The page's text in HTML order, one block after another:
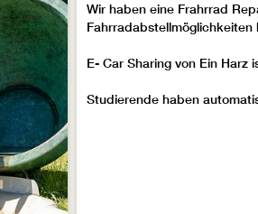
Wir haben eine Frahrrad
E- Car Sharing von Ein
Studierende haben